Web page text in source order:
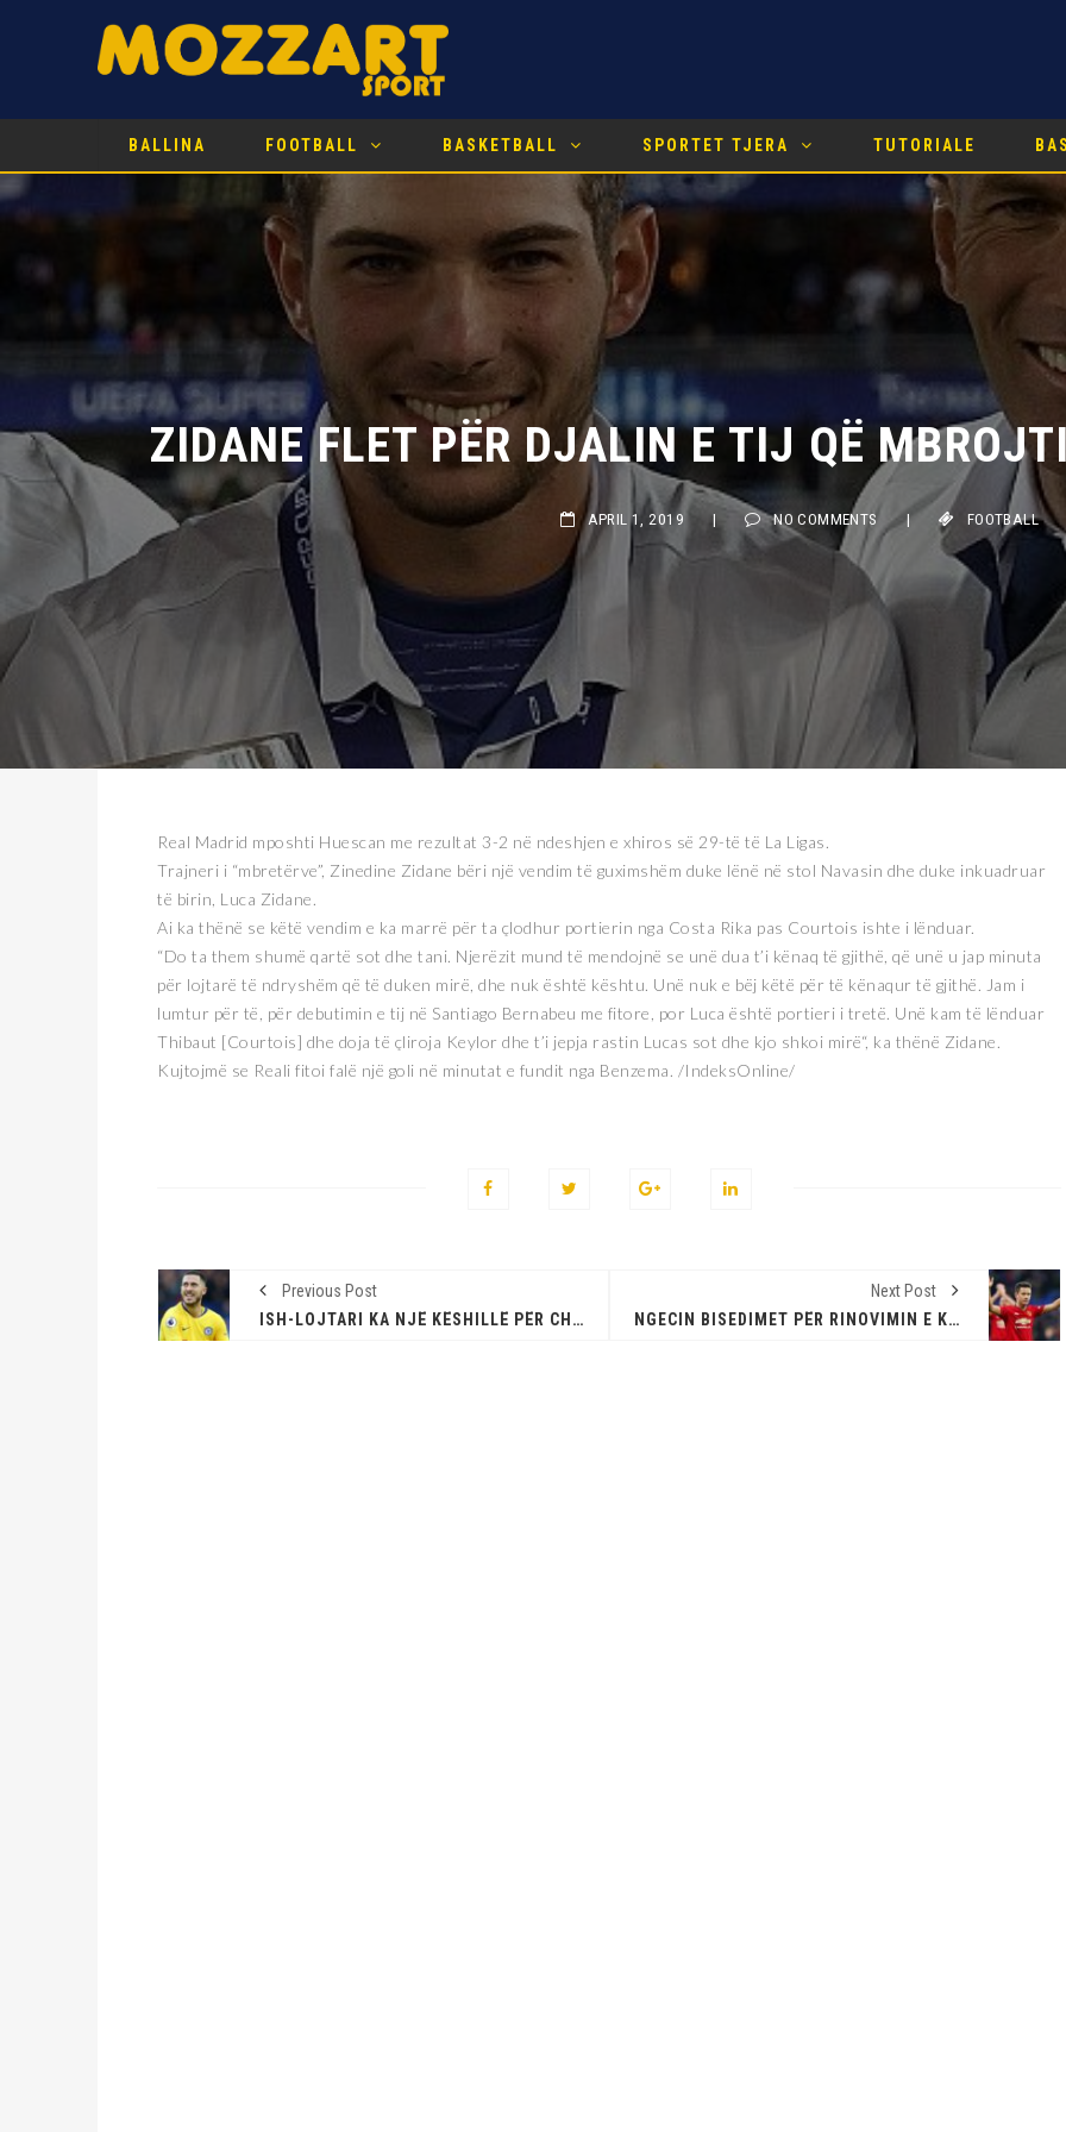
BALLINA FOOTBALL BASKETBALL SPORTET TJERA TUTORIALE
ZIDANE FLET PËR DJALIN E TIJ QË MBROJTI
APRIL 1, 2019 NO COMMENTS FOOTBALL
Real Madrid mposhti Huescan me rezultat 3-2 në ndeshjen e xhiros së 29-të të La Ligas.
Trajneri i “mbretërve”, Zinedine Zidane bëri një vendim të guximshëm duke lënë në stol Navasin dhe duke inkuadruar
të birin, Luca Zidane.
Ai ka thënë se këtë vendim e ka marrë për ta çlodhur portierin nga Costa Rika pas Courtois ishte i lënduar.
“Do ta them shumë qartë sot dhe tani. Njerëzit mund të mendojnë se unë dua t’i kënaq të gjithë, që unë u jap minuta
për lojtarë të ndryshëm që të duken mirë, dhe nuk është kështu. Unë nuk e bëj këtë për të kënaqur të gjithë. Jam i
lumtur për të, për debutimin e tij në Santiago Bernabeu me fitore, por Luca është portieri i tretë. Unë kam të lënduar
Thibaut [Courtois] dhe doja të çliroja Keylor dhe t’i jepja rastin Lucas sot dhe kjo shkoi mirë“, ka thënë Zidane.
Kujtojmë se Reali fitoi falë një goli në minutat e fundit nga Benzema. /IndeksOnline/
Previous Post
ISH-LOJTARI KA NJË KËSHILLË PËR CHELSEAN RRETH EDEN HAZARD
Next Post
NGECIN BISEDIMET PËR RINOVIMIN E KONTRATËS SË HERRERAS